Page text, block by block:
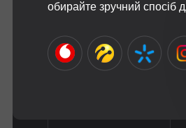
обирайте зручний спосіб